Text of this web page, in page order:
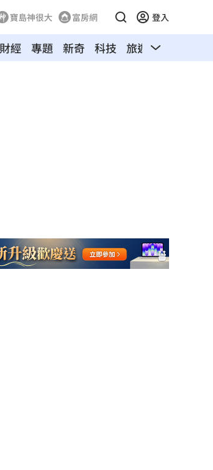
寶島神很大 富房網 登入
財經 專題 新奇 科技 旅遊 汽車